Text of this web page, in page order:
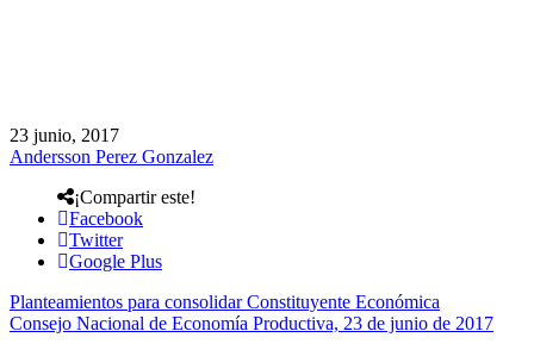
23 junio, 2017
Andersson Perez Gonzalez
¡Compartir este!
Facebook
Twitter
Google Plus
Planteamientos para consolidar Constituyente Económica
Consejo Nacional de Economía Productiva, 23 de junio de 2017